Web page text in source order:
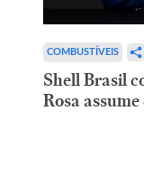
COMBUSTÍVEIS
Shell Brasil
Rosa